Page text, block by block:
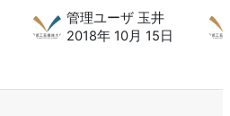
管理ユーザ 玉井
2018年 10月 15日